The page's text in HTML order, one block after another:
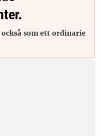
som ett ordinarie